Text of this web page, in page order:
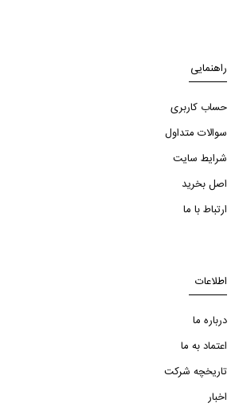
راهنمایی
حساب کاربری
سوالات متداول
شرایط سایت
اصل بخرید
ارتباط با ما
اطلاعات
درباره ما
اعتماد به ما
تاریخچه شرکت
اخبار